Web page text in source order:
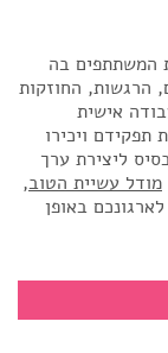
המשתתפים בה
, הרגשות, החוזקות
אישית
תפקידם ויכירו
ליצירת ערך
מודל עשיית הטוב,
באופן